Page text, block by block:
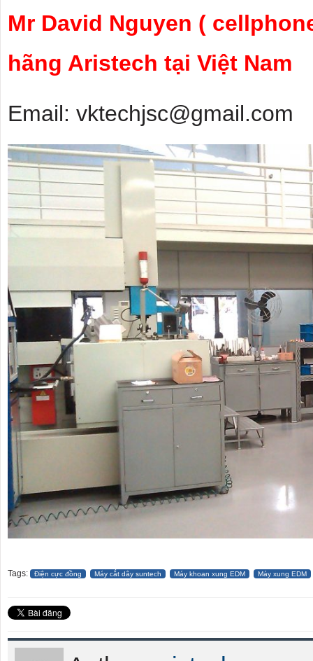
Mr David Nguyen (
hãng Aristech tại Việt Nam
Email: vktechjsc@gmail.com
Tags: Điện cực đồng Máy cắt dây suntech Máy khoan xung EDM Máy xung EDM